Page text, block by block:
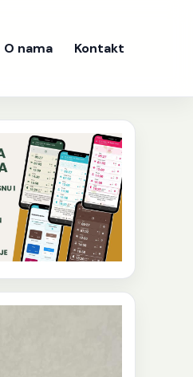
O nama Kontakt